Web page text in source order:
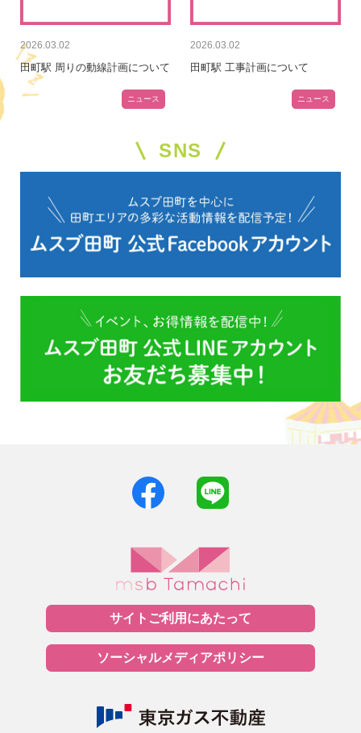
2026.03.02
田町駅 周りの動線計画について
ニュース
2026.03.02
田町駅 工事計画について
ニュース
SNS
サイトご利用にあたって
ソーシャルメディアポリシー